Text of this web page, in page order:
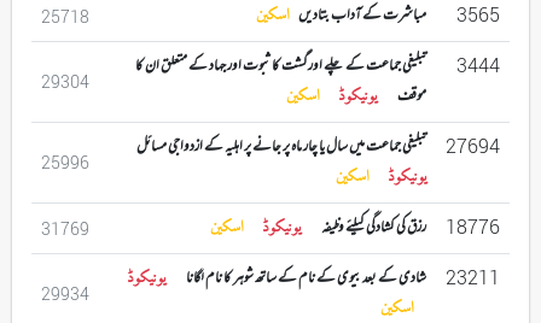
3565 مباشرت کے آداب بتادیں اسکین 25718
3444
تبلیغی جماعت کے چلے اورگشت کا ثبوت اور جہاد کے متعلق ان کا
موقف
یونیکوڈ اسکین
29304
27694 تبلیغی جماعت میں سال یا چار ماہ پر جانے پر اہلیہ کے ازدواجی مسائل
یونیکوڈ اسکین
25996
18776 رزق کی کشادگی کیلئے وظیفہ یونیکوڈ اسکین 31769
23211 شادی کے بعد بیوی کے نام کے ساتھ شوہر کا نام لگانا
یونیکوڈ
اسکین
29934